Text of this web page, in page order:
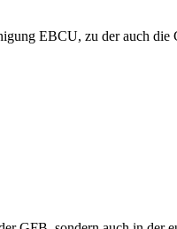
EBCU, zu der auch